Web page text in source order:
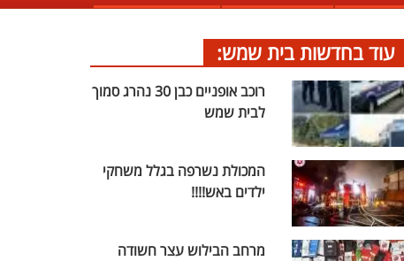
עוד בחדשות בית שמש:
רוכב אופניים כבן 30 נהרג סמוך
לבית שמש
המכולת נשרפה בגלל משחקי
ילדים באש!!!!
מרחב הבילוש עצר חשודה